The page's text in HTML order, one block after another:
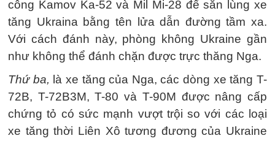
công Kamov Ka-52 và Mil Mi-28 để săn lùng xe
tăng Ukraina bằng tên lửa dẫn đường tầm xa.
Với cách đánh này, phòng không Ukraine gần
như không thể đánh chặn được trực thăng Nga.
Thứ ba, là xe tăng của Nga, các dòng xe tăng T-
72B, T-72B3M, T-80 và T-90M được nâng cấp
chứng tỏ có sức mạnh vượt trội so với các loại
xe tăng thời Liên Xô tương đương của Ukraine